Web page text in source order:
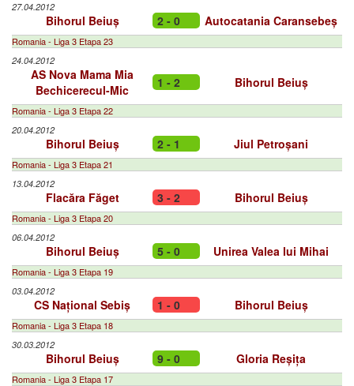
27.04.2012
Bihorul Beiuș 2 - 0 Autocatania Caransebeș
Romania - Liga 3 Etapa 23
24.04.2012
AS Nova Mama Mia
Bechicerecul-Mic
1 - 2 Bihorul Beiuș
Romania - Liga 3 Etapa 22
20.04.2012
Bihorul Beiuș 2 - 1 Jiul Petroșani
Romania - Liga 3 Etapa 21
13.04.2012
Flacăra Făget 3 - 2 Bihorul Beiuș
Romania - Liga 3 Etapa 20
06.04.2012
Bihorul Beiuș 5 - 0 Unirea Valea lui Mihai
Romania - Liga 3 Etapa 19
03.04.2012
CS Național Sebiș 1 - 0 Bihorul Beiuș
Romania - Liga 3 Etapa 18
30.03.2012
Bihorul Beiuș 9 - 0 Gloria Reșița
Romania - Liga 3 Etapa 17